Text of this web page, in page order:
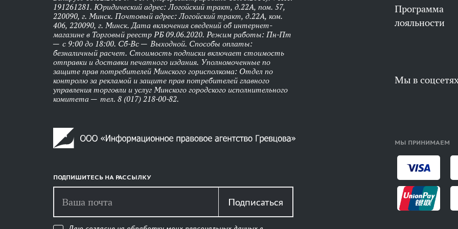
191261281. Юридический адрес: Логойский тракт, д.22А, пом. 57,
220090, г. Минск. Почтовый адрес: Логойский тракт, д.22А, ком.
406, 220090, г. Минск. Дата включения сведений об интернет-
магазине в Торговый реестр РБ 09.06.2020. Режим работы: Пн-Пт
— с 9:00 до 18:00. Сб-Вс — Выходной. Способы оплаты:
безналичный расчет. Стоимость подписки включает стоимость
отправки и доставки печатного издания. Уполномоченные по
защите прав потребителей Минского горисполкома: Отдел по
контролю за рекламой и защите прав потребителей главного
управления торговли и услуг Минского городского исполнительного
комитета — тел. 8 (017) 218-00-82.
ПОДПИШИТЕСЬ НА РАССЫЛКУ
Подписаться
Программа
лояльности
Мы в
МЫ ПРИНИМАЕМ